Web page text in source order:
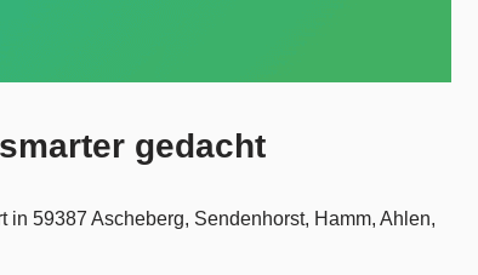
gedacht
59387 Ascheberg, Sendenhorst, Hamm, Ahlen,